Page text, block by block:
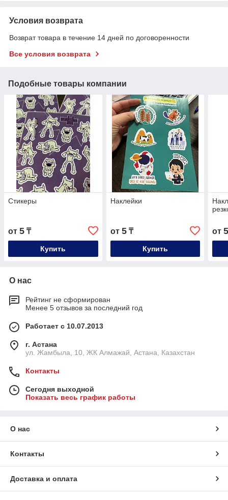
Условия возврата
Возврат товара в течение 14 дней по договоренности
Все условия возврата
Подобные товары компании
Стикеры
от 5 ₸
Купить
Наклейки
от 5₸
Купить
от
О нас
Рейтинг не сформирован
Менее 5 отзывов за последний год
Работает с 10.07.2013
г. Астана
ул. Жамбыла, 10, ЖК Алмажай, Астана, Казахстан
Контакты
Сегодня выходной
Показать весь график работы
О нас
Контакты
Доставка и оплата